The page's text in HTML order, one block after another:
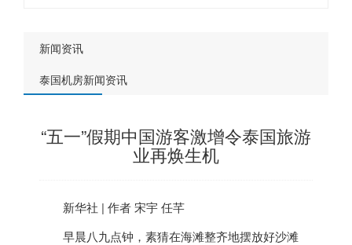
新闻资讯
泰国机房新闻资讯
“五一”假期中国游客激增令泰国旅游
业再焕生机
新华社 | 作者 宋宇 任芊
早晨八九点钟，素猜在海滩整齐地摆放好沙滩